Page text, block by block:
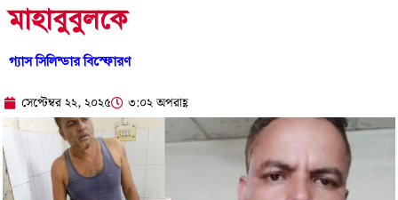
মাহাবুবুলকে
গ্যাস সিলিন্ডার বিস্ফোরণ
সেপ্টেম্বর ২২, ২০২৫ ৩:০২ অপরাহ্ণ